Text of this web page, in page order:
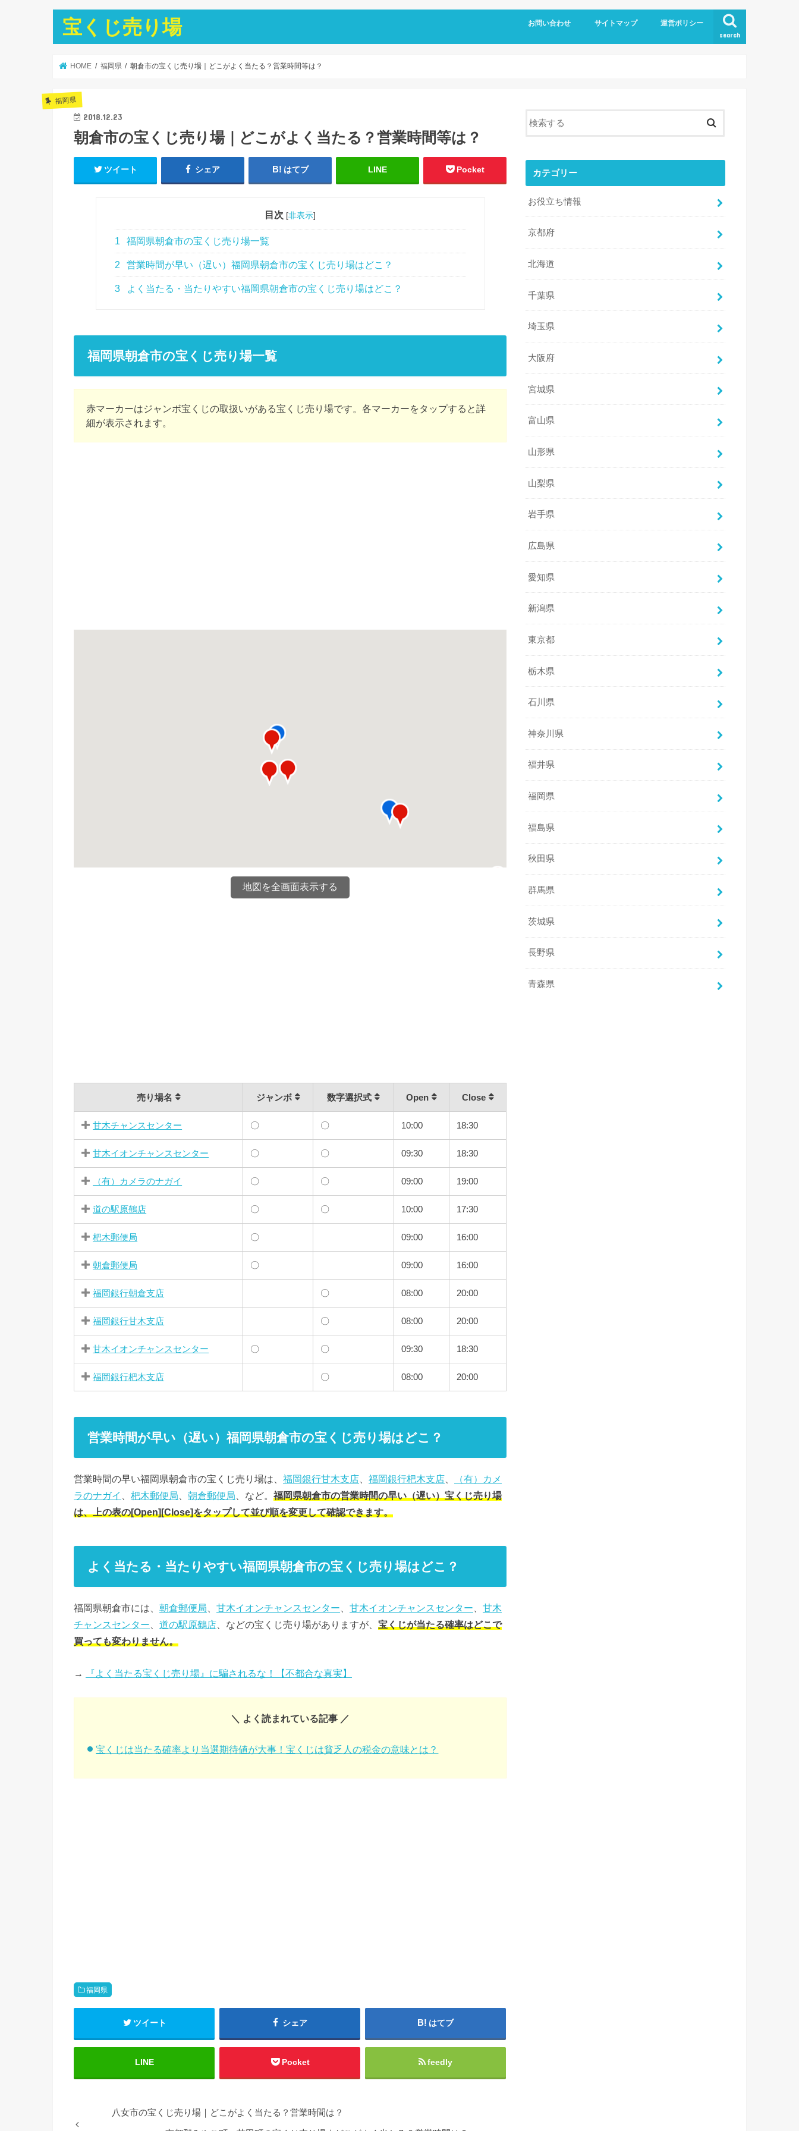
宝くじ売り場 search
お問い合わせ サイトマップ 運営ポリシー
HOME 福岡県 朝倉市の宝くじ売り場｜どこがよく当たる？営業時間等は？
福岡県
2018.12.23
朝倉市の宝くじ売り場｜どこがよく当たる？営業時間等は？
ツイート シェア はてブ LINE Pocket
目次 [非表示]
1 福岡県朝倉市の宝くじ売り場一覧
2 営業時間が早い（遅い）福岡県朝倉市の宝くじ売り場はどこ？
3 よく当たる・当たりやすい福岡県朝倉市の宝くじ売り場はどこ？
福岡県朝倉市の宝くじ売り場一覧
赤マーカーはジャンボ宝くじの取扱いがある宝くじ売り場です。各マーカーをタップすると詳
細が表示されます。
売り場名 ジャンボ 数字選択式 Open Close
甘木チャンスセンター 〇 〇 10:00 18:30
甘木イオンチャンスセンター 〇 〇 09:30 18:30
（有）カメラのナガイ 〇 〇 09:00 19:00
道の駅原鶴店 〇 〇 10:00 17:30
杷木郵便局 〇 09:00 16:00
朝倉郵便局 〇 09:00 16:00
福岡銀行朝倉支店 〇 08:00 20:00
福岡銀行甘木支店 〇 08:00 20:00
甘木イオンチャンスセンター 〇 〇 09:30 18:30
福岡銀行杷木支店 〇 08:00 20:00
営業時間が早い（遅い）福岡県朝倉市の宝くじ売り場はどこ？
営業時間の早い福岡県朝倉市の宝くじ売り場は、 福岡銀行甘木支店 福岡銀行杷木支店
（有）カメ
ラのナガイ
杷木郵便局 朝倉郵便局 、など。 福岡県朝倉市の営業時間の早い（遅い）宝くじ売り場
は、上の表の[Open][Close]をタップして並び順を変更して確認できます。
よく当たる・当たりやすい福岡県朝倉市の宝くじ売り場はどこ？
福岡県朝倉市には、 朝倉郵便局 甘木イオンチャンスセンター 甘木イオンチャンスセンター
甘木
チャンスセンター
道の駅原鶴店 、などの宝くじ売り場がありますが、 宝くじが当たる確率はどこで
買っても変わりません。
→ 『よく当たる宝くじ売り場』に騙されるな！【不都合な真実】
＼ よく読まれている記事 ／
宝くじは当たる確率より当選期待値が大事！宝くじは貧乏人の税金の意味とは？
福岡県
ツイート シェア はてブ
LINE Pocket feedly
八女市の宝くじ売り場｜どこがよく当たる？営業時間は？
カテゴリー
お役立ち情報
京都府
北海道
千葉県
埼玉県
大阪府
宮城県
富山県
山形県
山梨県
岩手県
広島県
愛知県
新潟県
東京都
栃木県
石川県
神奈川県
福井県
福岡県
福島県
秋田県
群馬県
茨城県
長野県
青森県